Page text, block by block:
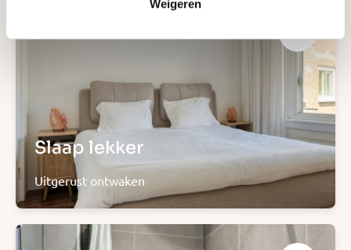
Weigeren
Slaap lekker
Uitgerust ontwaken